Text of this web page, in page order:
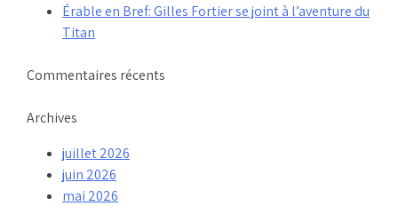
Érable en Bref: Gilles Fortier se joint à l’aventure du
Titan
Commentaires récents
Archives
juillet 2026
juin 2026
mai 2026